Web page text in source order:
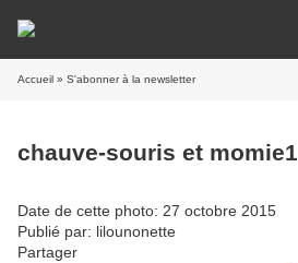
Accueil » S'abonner à la newsletter
chauve-souris et momie1
Date de cette photo: 27 octobre 2015
Publié par: lilounonette
Partager